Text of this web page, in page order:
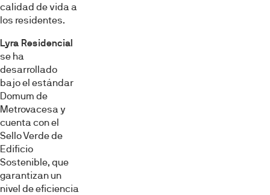
calidad de vida a
los residentes.
Lyra Residencial
se ha
desarrollado
bajo el estándar
Domum de
Metrovacesa y
cuenta con el
Sello Verde de
Edificio
Sostenible, que
garantizan un
nivel de eficiencia